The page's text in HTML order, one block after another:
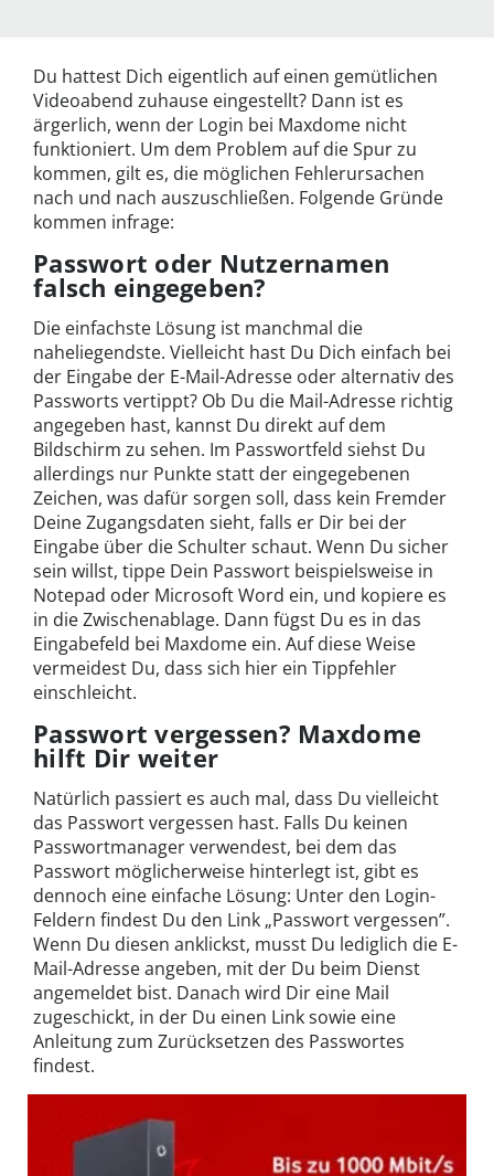
Du hattest Dich eigentlich auf einen gemütlichen
Videoabend zuhause eingestellt? Dann ist es
ärgerlich, wenn der Login bei Maxdome nicht
funktioniert. Um dem Problem auf die Spur zu
kommen, gilt es, die möglichen Fehlerursachen
nach und nach auszuschließen. Folgende Gründe
kommen infrage:
Passwort oder Nutzernamen
falsch eingegeben?
Die einfachste Lösung ist manchmal die
naheliegendste. Vielleicht hast Du Dich einfach bei
der Eingabe der E-Mail-Adresse oder alternativ des
Passworts vertippt? Ob Du die Mail-Adresse richtig
angegeben hast, kannst Du direkt auf dem
Bildschirm zu sehen. Im Passwortfeld siehst Du
allerdings nur Punkte statt der eingegebenen
Zeichen, was dafür sorgen soll, dass kein Fremder
Deine Zugangsdaten sieht, falls er Dir bei der
Eingabe über die Schulter schaut. Wenn Du sicher
sein willst, tippe Dein Passwort beispielsweise in
Notepad oder Microsoft Word ein, und kopiere es
in die Zwischenablage. Dann fügst Du es in das
Eingabefeld bei Maxdome ein. Auf diese Weise
vermeidest Du, dass sich hier ein Tippfehler
einschleicht.
Passwort vergessen? Maxdome
hilft Dir weiter
Natürlich passiert es auch mal, dass Du vielleicht
das Passwort vergessen hast. Falls Du keinen
Passwortmanager verwendest, bei dem das
Passwort möglicherweise hinterlegt ist, gibt es
dennoch eine einfache Lösung: Unter den Login-
Feldern findest Du den Link „Passwort vergessen”.
Wenn Du diesen anklickst, musst Du lediglich die E-
Mail-Adresse angeben, mit der Du beim Dienst
angemeldet bist. Danach wird Dir eine Mail
zugeschickt, in der Du einen Link sowie eine
Anleitung zum Zurücksetzen des Passwortes
findest.